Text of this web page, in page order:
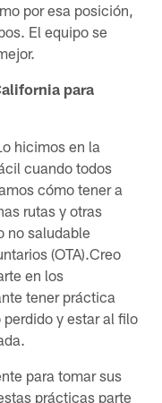
por esa posición,
El equipo se
para
hicimos en la
cuando todos
cómo tener a
rutas y otras
no saludable
(OTA).Creo
en los
tener práctica
y estar al filo
para tomar sus
prácticas parte